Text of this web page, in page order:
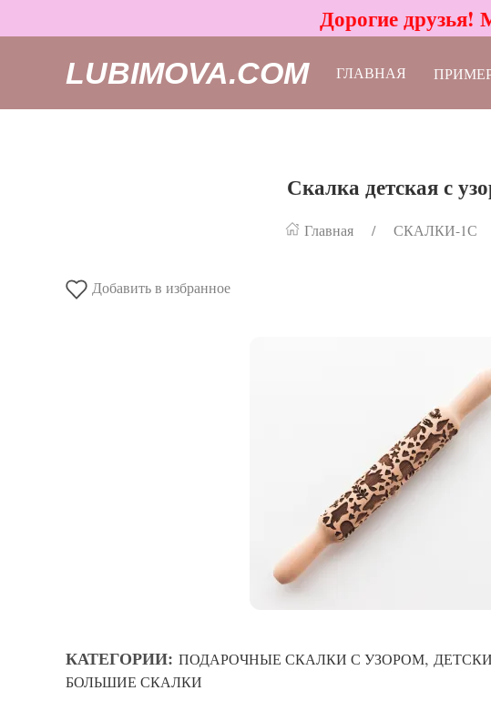
Дорогие друзья!
LUBIMOVA.COM ГЛАВНАЯ
Скалка детская с
Главная СКАЛКИ-1С
Добавить в избранное
КАТЕГОРИИ: ПОДАРОЧНЫЕ СКАЛКИ С УЗОРОМ,
БОЛЬШИЕ СКАЛКИ